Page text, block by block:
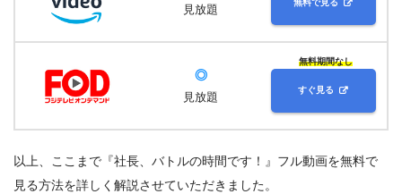
見放題
無料で見る
◎
見放題
無料期間なし
すぐ見る
以上、ここまで『社長、バトルの時間です！』フル動画を無料で
見る方法を詳しく解説させていただきました。